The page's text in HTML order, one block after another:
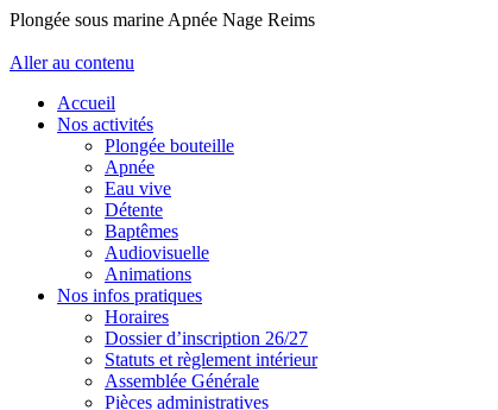
Plongée sous marine Apnée Nage Reims
Aller au contenu
Accueil
Nos activités
Plongée bouteille
Apnée
Eau vive
Détente
Baptêmes
Audiovisuelle
Animations
Nos infos pratiques
Horaires
Dossier d’inscription 26/27
Statuts et règlement intérieur
Assemblée Générale
Pièces administratives